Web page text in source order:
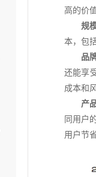
高的价
规
本，包
品
还能享
成本和
产
同用户
用户节